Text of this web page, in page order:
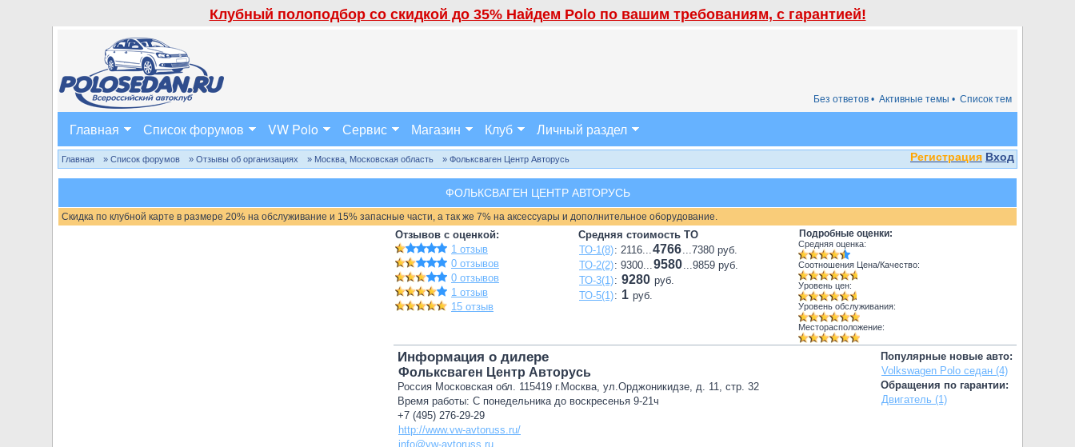
Клубный полоподбор со скидкой до 35% Найдем Polo по вашим требованиям, с гарантией!
Список тем
Активные темы •
Без ответов •
Главная Список форумов VW Polo Сервис Магазин Клуб Личный раздел
Регистрация Вход
Главная » Список форумов » Отзывы об организациях » Москва, Московская область » Фольксваген Центр Авторусь
ФОЛЬКСВАГЕН ЦЕНТР АВТОРУСЬ
Скидка по клубной карте в размере 20% на обслуживание и 15% запасные части, а так же 7% на аксессуары и дополнительное оборудование.
Отзывов с оценкой:
1 отзыв
0 отзывов
0 отзывов
1 отзыв
15 отзыв
Средняя стоимость ТО
ТО-1(8): 2116...4766...7380 руб.
ТО-2(2): 9300...9580...9859 руб.
ТО-3(1): 9280 руб.
ТО-5(1): 1 руб.
Подробные оценки:
Средняя оценка:
Соотношения Цена/Качество:
Уровень цен:
Уровень обслуживания:
Месторасположение:
Популярные новые авто:
Volkswagen Polo седан (4)
Обращения по гарантии:
Двигатель (1)
Информация о дилере
Фольксваген Центр Авторусь
Россия Московская обл. 115419 г.Москва, ул.Орджоникидзе, д. 11, стр. 32
Время работы: С понедельника до воскресенья 9-21ч
+7 (495) 276-29-29
http://www.vw-avtoruss.ru/
info@vw-avtoruss.ru